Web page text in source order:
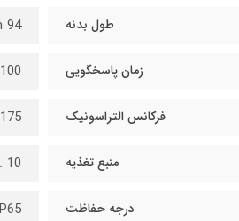
طول بدنه 94 mm
زمان پاسخگویی 100 ms
فرکانس التراسونیک 175 kHz
منبع تغذیه 10 ... 30 V DC
درجه حفاظت